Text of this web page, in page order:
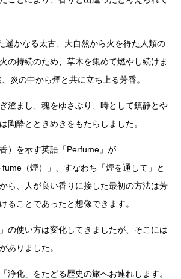
遥かなる太古、大自然から火を得た人類の
の持続のため、草木を集めて燃やし続けま
炎の中から煙と共に立ち上る芳香。
澄まし、魂をゆさぶり、時として鎮静とや
陶酔とときめきをもたらしました。
）を示す英語「Perfume」が
fume（煙）」、すなわち「煙を通して」と
ら、人が良い香りに接した最初の方法は芳
ることであったと想像できます。
の使い方は変化してきましたが、そこには
ありました。
浄化」をたどる歴史の旅へお連れします。